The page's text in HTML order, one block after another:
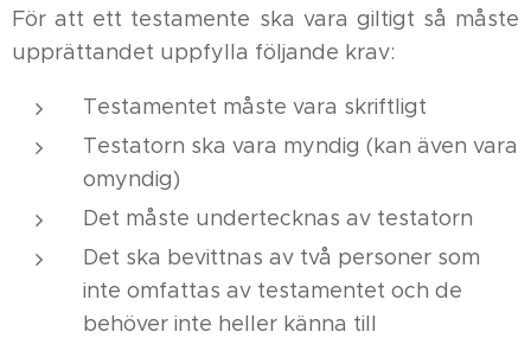
För att ett testamente ska vara giltigt så måste
upprättandet uppfylla följande krav:
Testamentet måste vara skriftligt
Testatorn ska vara myndig (kan även vara
omyndig)
Det måste undertecknas av testatorn
Det ska bevittnas av två personer som
inte omfattas av testamentet och de
behöver inte heller känna till